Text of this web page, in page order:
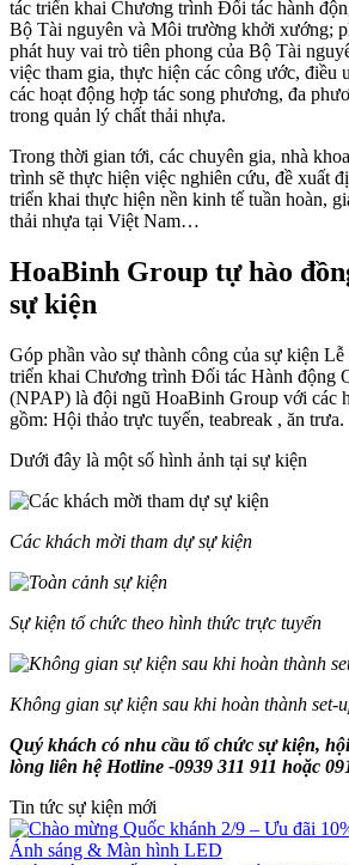
tác triển khai Chương trình Đối tác hành
Bộ Tài nguyên và Môi trường khởi xướng;
phát huy vai trò tiên phong của Bộ Tài
việc tham gia, thực hiện các công ước, điều
các hoạt động hợp tác song phương, đa
trong quản lý chất thải nhựa.
Trong thời gian tới, các chuyên gia, nhà
trình sẽ thực hiện việc nghiên cứu, đề xuất
triển khai thực hiện nền kinh tế tuần hoàn,
thải nhựa tại Việt Nam…
HoaBinh Group tự hào
sự kiện
Góp phần vào sự thành công của sự kiện
triển khai Chương trình Đối tác Hành động
(NPAP) là đội ngũ HoaBinh Group với các
gồm: Hội thảo trực tuyến, teabreak , ăn trưa.
Dưới đây là một số hình ảnh tại sự kiện
Các khách mời tham dự sự kiện
Sự kiện tổ chức theo hình thức trực tuyến
Không gian sự kiện sau khi hoàn thành set-
Quý khách có nhu cầu tổ chức sự kiện,
lòng liên hệ Hotline -0939 311 911 hoặc
Tin tức sự kiện mới